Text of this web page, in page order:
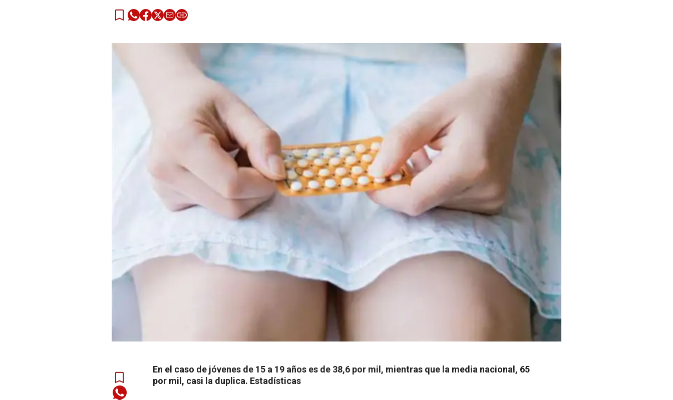
En el caso de jóvenes de 15 a 19 años es de 38,6 por mil, mientras que la media nacional, 65
por mil, casi la duplica. Estadísticas